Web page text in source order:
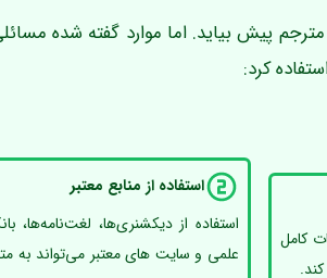
پیش بیاید. اما موارد گفته شده
کرد:
کامل
استفاده از منابع معتبر
استفاده از دیکشنری‌ها، لغت‌نامه‌ها،
علمی و سایت های معتبر می‌تواند به